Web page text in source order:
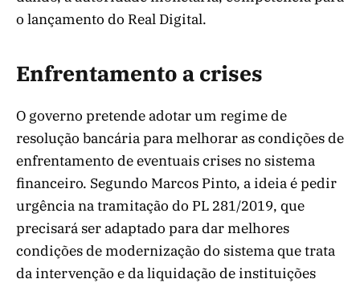
o lançamento do Real Digital.
Enfrentamento a crises
O governo pretende adotar um regime de
resolução bancária para melhorar as condições de
enfrentamento de eventuais crises no sistema
financeiro. Segundo Marcos Pinto, a ideia é pedir
urgência na tramitação do PL 281/2019, que
precisará ser adaptado para dar melhores
condições de modernização do sistema que trata
da intervenção e da liquidação de instituições